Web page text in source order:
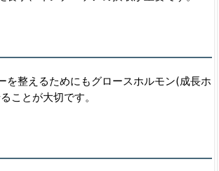
を整えるためにもグロースホルモン(成長ホ
ことが大切です。